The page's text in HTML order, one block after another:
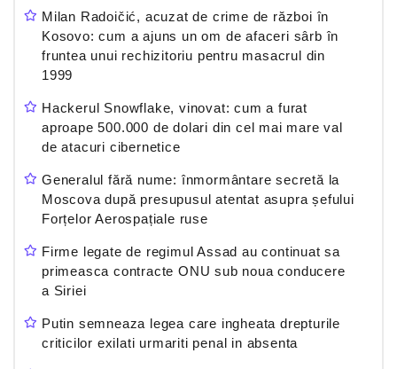
Milan Radoičić, acuzat de crime de război în
Kosovo: cum a ajuns un om de afaceri sârb în
fruntea unui rechizitoriu pentru masacrul din
1999
Hackerul Snowflake, vinovat: cum a furat
aproape 500.000 de dolari din cel mai mare val
de atacuri cibernetice
Generalul fără nume: înmormântare secretă la
Moscova după presupusul atentat asupra șefului
Forțelor Aerospațiale ruse
Firme legate de regimul Assad au continuat sa
primeasca contracte ONU sub noua conducere
a Siriei
Putin semneaza legea care ingheata drepturile
criticilor exilati urmariti penal in absenta